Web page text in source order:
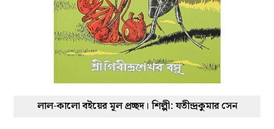
লাল-কালো বইয়ের মূল প্রচ্ছদ। শিল্পী: যতীন্দ্রকুমার সেন